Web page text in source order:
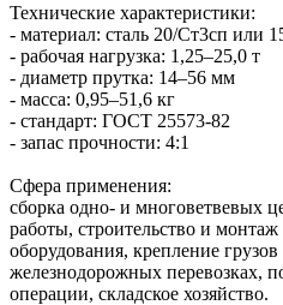
Технические характеристики:
- материал: сталь 20/Ст3сп
- рабочая нагрузка: 1,25–25,0 т
- диаметр прутка: 14–56 мм
- масса: 0,95–51,6 кг
- стандарт: ГОСТ 25573-82
- запас прочности: 4:1
Сфера применения:
сборка одно- и многоветвевых
работы, строительство и
оборудования, крепление
железнодорожных перевозках,
операции, складское хозяйство.